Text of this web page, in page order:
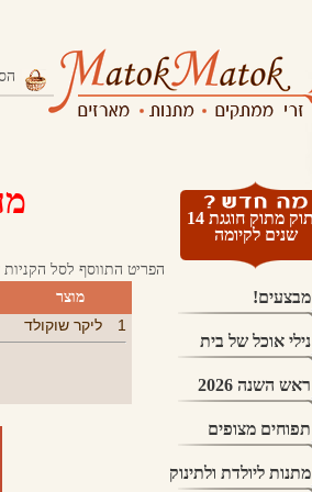
מתוק מתוק חוגגת 14
שנים לקיומה
מבצעים!
נילי אוכל של בית
ראש השנה 2026
תפוחים מצופים
מתנות ליולדת ולתינוק
הפריט התווסף לסל
מוצר
1 ליקר שוקולד